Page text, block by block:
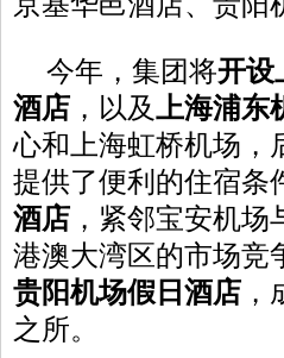
今年，集团将开设
酒店 ，以及上海浦东
心和上海虹桥机场，
提供了便利的住宿条
酒店 ，紧邻宝安机
港澳大湾区的市场竞
贵阳机场假日酒店
之所。